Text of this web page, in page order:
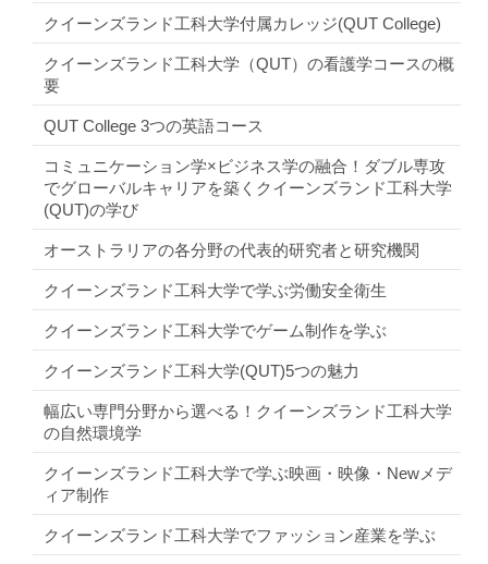
クイーンズランド工科大学付属カレッジ(QUT College)
クイーンズランド工科大学（QUT）の看護学コースの概
要
QUT College 3つの英語コース
コミュニケーション学×ビジネス学の融合！ダブル専攻
でグローバルキャリアを築くクイーンズランド工科大学
(QUT)の学び
オーストラリアの各分野の代表的研究者と研究機関
クイーンズランド工科大学で学ぶ労働安全衛生
クイーンズランド工科大学でゲーム制作を学ぶ
クイーンズランド工科大学(QUT)5つの魅力
幅広い専門分野から選べる！クイーンズランド工科大学
の自然環境学
クイーンズランド工科大学で学ぶ映画・映像・Newメデ
ィア制作
クイーンズランド工科大学でファッション産業を学ぶ